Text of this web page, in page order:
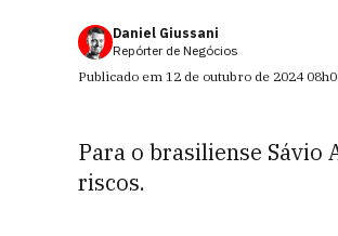
Daniel Giussani
Repórter de Negócios
Publicado em 12 de outubro de 2024
Para o brasiliense Sávio
riscos.